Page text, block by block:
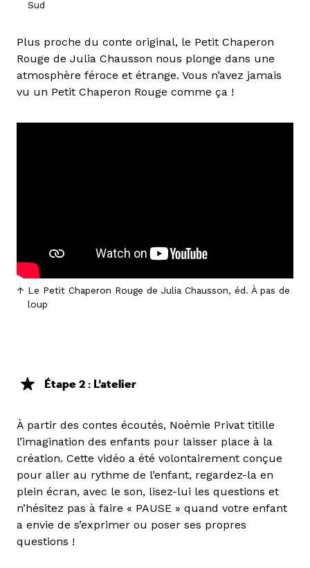
Sud
Plus proche du conte original, le Petit Chaperon
Rouge de Julia Chausson nous plonge dans une
atmosphère féroce et étrange. Vous n’avez jamais
vu un Petit Chaperon Rouge comme ça !
Le Petit Chaperon Rouge de Julia Chausson, éd. À pas de
loup
Étape 2 : L’atelier
À partir des contes écoutés, Noémie Privat titille
l’imagination des enfants pour laisser place à la
création. Cette vidéo a été volontairement conçue
pour aller au rythme de l’enfant, regardez-la en
plein écran, avec le son, lisez-lui les questions et
n’hésitez pas à faire « PAUSE » quand votre enfant
a envie de s’exprimer ou poser ses propres
questions !